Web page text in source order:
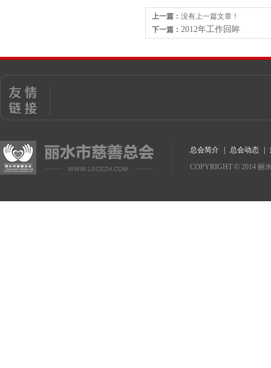
报 2012.06.21
上一篇： 没有上一篇文章！
下一篇： 2012年工作回眸
总会简介 总会动态
COPYRIGHT © 2014 丽